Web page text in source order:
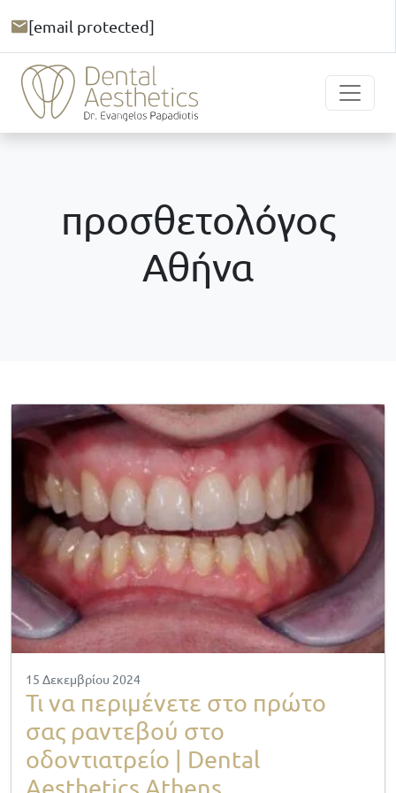
[email protected]
προσθετολόγος
Αθήνα
15 Δεκεμβρίου 2024
Τι να περιμένετε στο πρώτο
σας ραντεβού στο
οδοντιατρείο | Dental